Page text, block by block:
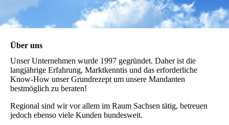
Über uns
Unser Unternehmen wurde 1997 gegründet. Daher ist die
langjährige Erfahrung, Marktkenntis und das erforderliche
Know-How unser Grundrezept um unsere Mandanten
bestmöglich zu beraten!
Regional sind wir vor allem im Raum Sachsen tätig, betreuen
jedoch ebenso viele Kunden bundesweit.